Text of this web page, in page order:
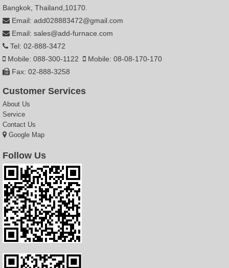
Bangkok, Thailand,10170.
Email: add028883472@gmail.com
Email: sales@add-furnace.com
Tel: 02-888-3472
Mobile: 088-300-1122
Mobile: 08-08-170-170
Fax: 02-888-3258
Customer Services
About Us
Service
Contact Us
Google Map
Follow Us